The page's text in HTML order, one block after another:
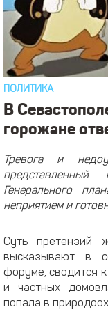
ПОЛИТИКА
В
горожане
Тревога и
Генерального
неприятием и
Суть претензий
высказывают в
форуме, сводится
и частных
попала в